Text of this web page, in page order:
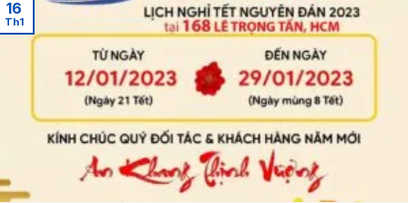
16
Th1